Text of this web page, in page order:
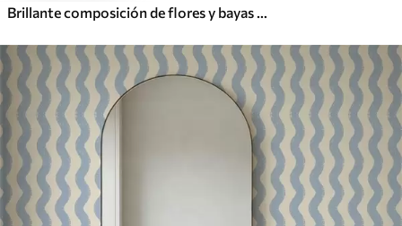
Brillante composición de flores y bayas con loros